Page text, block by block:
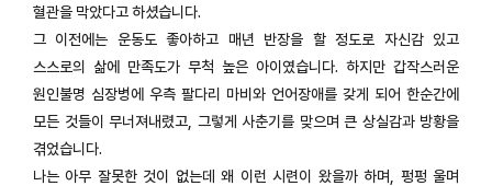
혈관을 막았다고 하셨습니다.
그 이전에는 운동도 좋아하고 매년 반장을 할 정도로 자신감 있고
스스로의 삶에 만족도가 무척 높은 아이였습니다. 하지만 갑작스러운
원인불명 심장병에 우측 팔다리 마비와 언어장애를 갖게 되어 한순간에
모든 것들이 무너져내렸고, 그렇게 사춘기를 맞으며 큰 상실감과 방황을
겪었습니다.
나는 아무 잘못한 것이 없는데 왜 이런 시련이 왔을까 하며, 펑펑 울며